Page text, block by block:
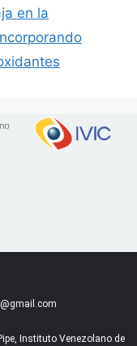
en la
Instituto Venezolano de